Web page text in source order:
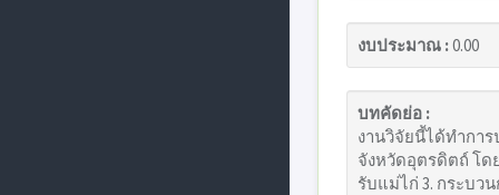
งบประมาณ :0.00
บทคัดย่อ :
งานวิจัยนี้ได้ทำกา
จังหวัดอุตรดิตถ์ โด
รับแม่ไก่ 3. กระบว